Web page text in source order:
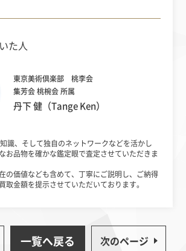
た人
東京美術倶楽部 桃李会
集芳会 桃椀会 所属
丹下 健（Tange Ken）
識、そして独自のネットワークなどを活かし
お品物を確かな鑑定眼で査定させていただきま
の価値なども含めて、丁寧にご説明し、 ご納得
取金額を提示させていただいております。
一覧へ戻る 次のページ